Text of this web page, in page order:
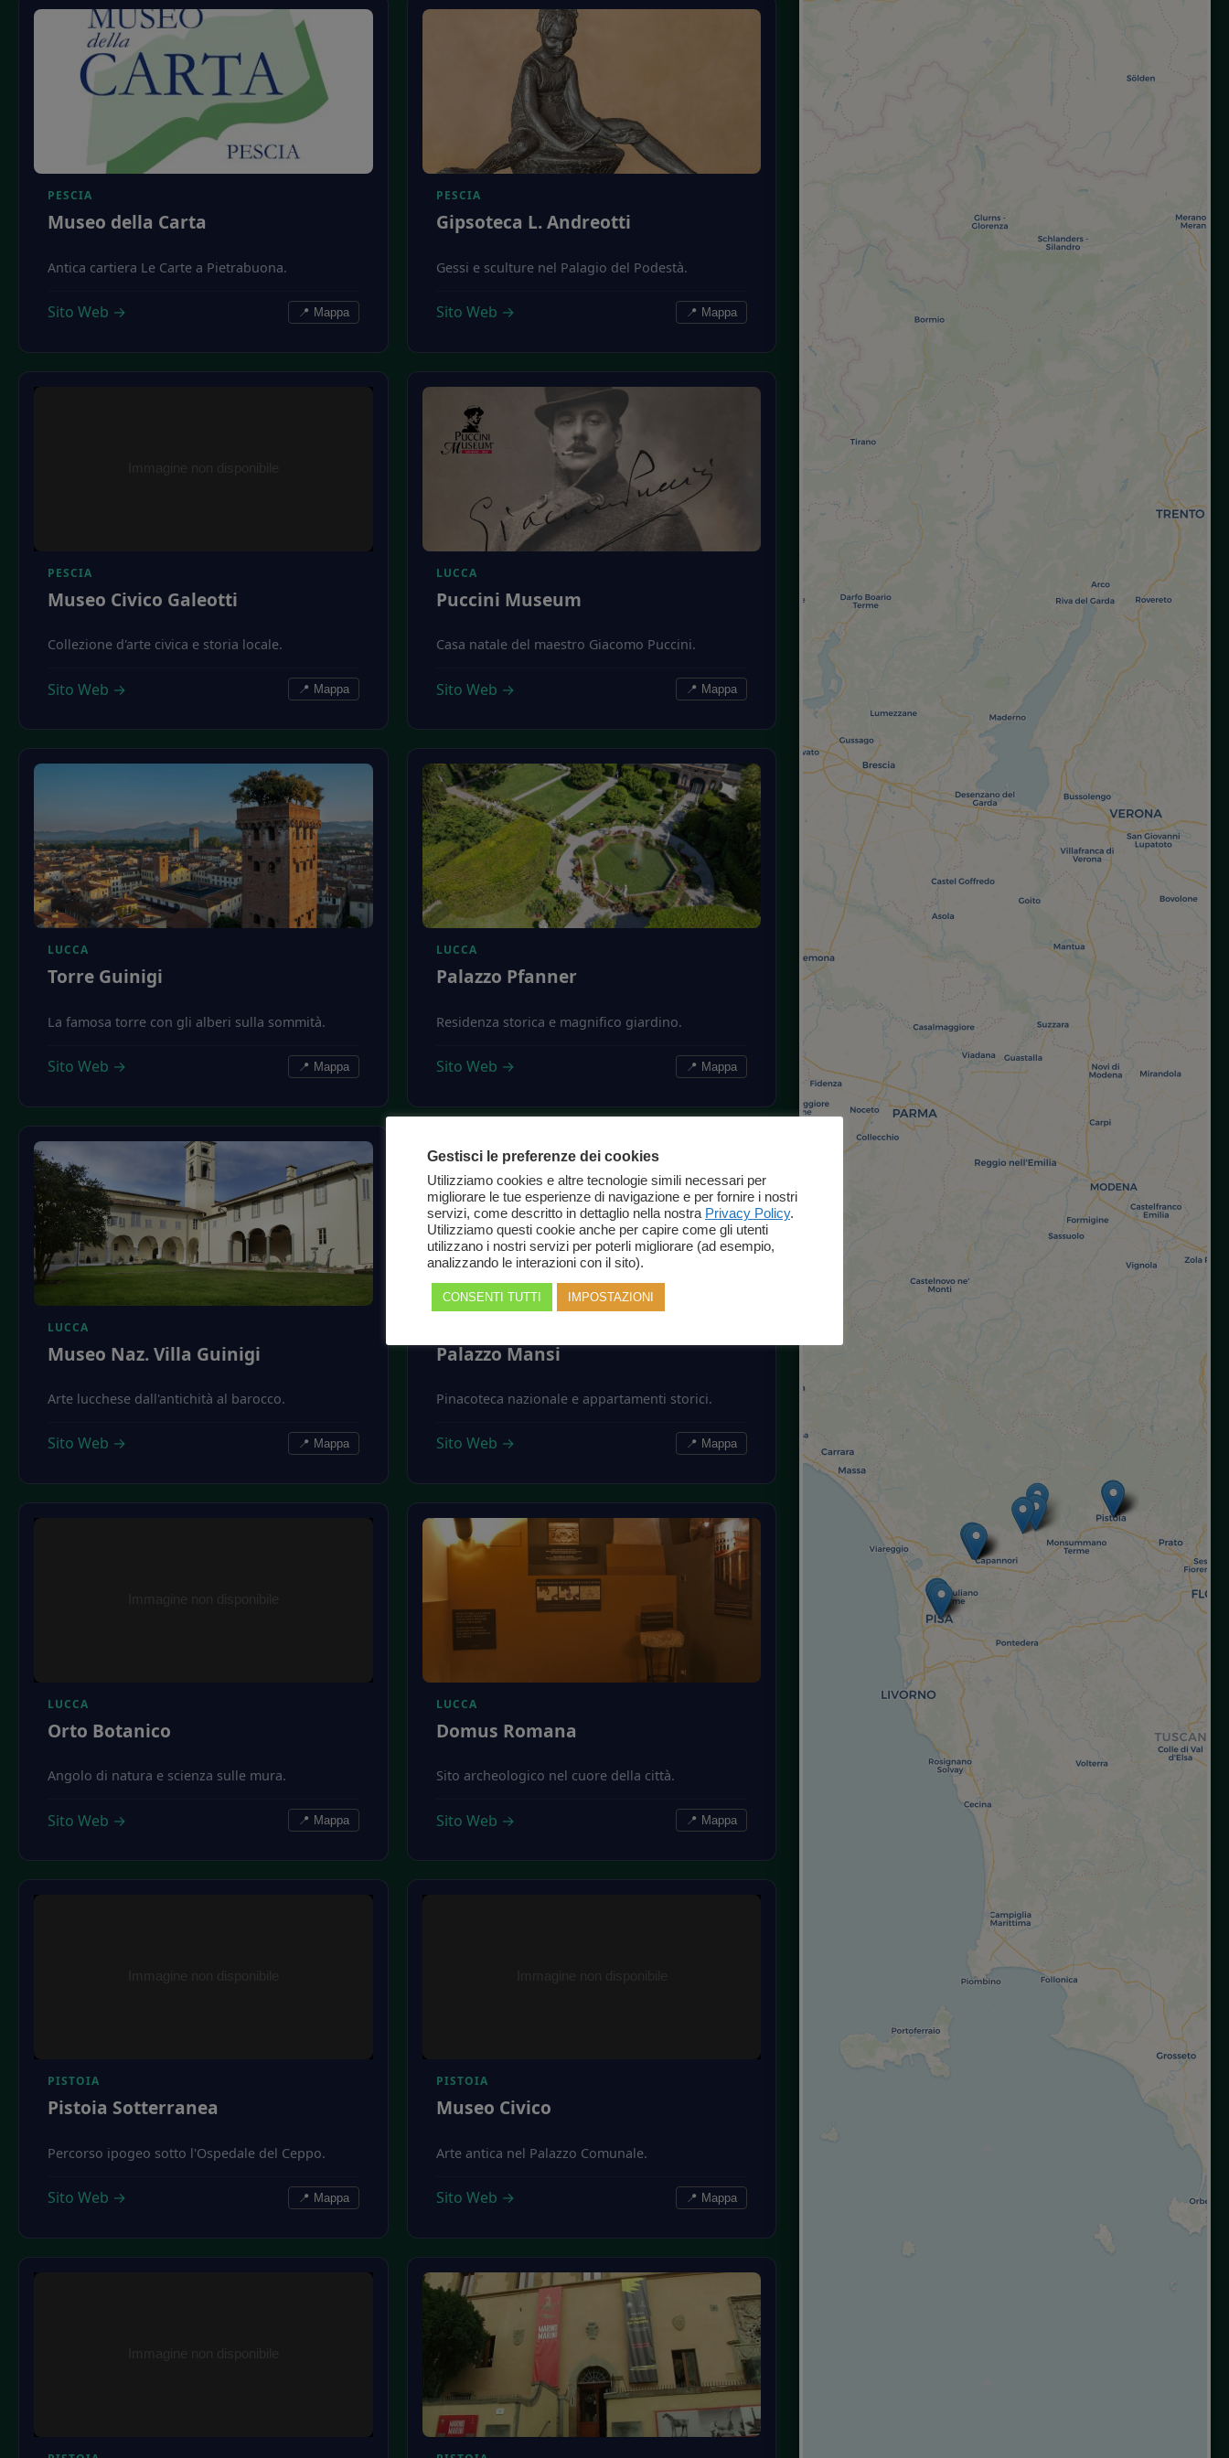
PESCIA
Museo della Carta
Antica cartiera Le Carte a Pietrabuona.
Sito Web → 📍 Mappa
PESCIA
Gipsoteca L. Andreotti
Gessi e sculture nel Palagio del Podestà.
Sito Web → 📍 Mappa
PESCIA
Museo Civico Galeotti
Collezione d'arte civica e storia locale.
Sito Web → 📍 Mappa
LUCCA
Puccini Museum
Casa natale del maestro Giacomo Puccini.
Sito Web → 📍 Mappa
LUCCA
Torre Guinigi
La famosa torre con gli alberi sulla sommità.
Sito Web → 📍 Mappa
LUCCA
Palazzo Pfanner
Residenza storica e magnifico giardino.
Sito Web → 📍 Mappa
LUCCA
Museo Naz. Villa Guinigi
Arte lucchese dall'antichità al barocco.
Sito Web → 📍 Mappa
Palazzo Mansi
Pinacoteca nazionale e appartamenti storici.
Sito Web → 📍 Mappa
LUCCA
Orto Botanico
Angolo di natura e scienza sulle mura.
Sito Web → 📍 Mappa
LUCCA
Domus Romana
Sito archeologico nel cuore della città.
Sito Web → 📍 Mappa
PISTOIA
Pistoia Sotterranea
Percorso ipogeo sotto l'Ospedale del Ceppo.
Sito Web → 📍 Mappa
PISTOIA
Museo Civico
Arte antica nel Palazzo Comunale.
Sito Web → 📍 Mappa
Gestisci le preferenze dei cookies
Utilizziamo cookies e altre tecnologie simili necessari per
migliorare le tue esperienze di navigazione e per fornire i nostri
servizi, come descritto in dettaglio nella nostra Privacy Policy.
Utilizziamo questi cookie anche per capire come gli utenti
utilizzano i nostri servizi per poterli migliorare (ad esempio,
analizzando le interazioni con il sito).
CONSENTI TUTTI IMPOSTAZIONI